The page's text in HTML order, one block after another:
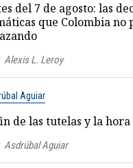
del 7 de agosto: las
que Colombia no
Alexis L. Leroy
Aguiar
de las tutelas y la
Asdrúbal Aguiar